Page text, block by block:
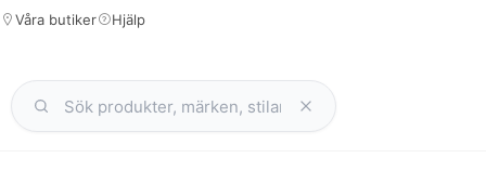
Hoppa
Våra butiker Hjälp